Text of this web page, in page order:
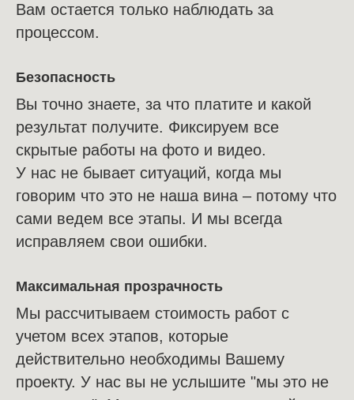
Вам остается только наблюдать за
процессом.
Безопасность
Вы точно знаете, за что платите и какой
результат получите. Фиксируем все
скрытые работы на фото и видео.
У нас не бывает ситуаций, когда мы
говорим что это не наша вина – потому что
сами ведем все этапы. И мы всегда
исправляем свои ошибки.
Максимальная прозрачность
Мы рассчитываем стоимость работ с
учетом всех этапов, которые
действительно необходимы Вашему
проекту. У нас вы не услышите "мы это не